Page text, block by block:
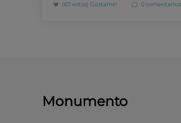
(67 votos)Gústame! 0 comentarios
Monumento